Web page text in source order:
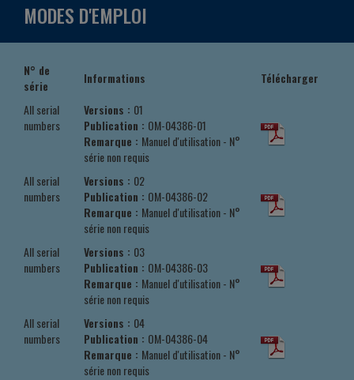
MODES D'EMPLOI
N° de
série
Informations
Télécharger
All serial
numbers
Versions : 01
Publication : OM-04386-01
Remarque : Manuel d'utilisation - N°
série non requis
All serial
numbers
Versions : 02
Publication : OM-04386-02
Remarque : Manuel d'utilisation - N°
série non requis
All serial
numbers
Versions : 03
Publication : OM-04386-03
Remarque : Manuel d'utilisation - N°
série non requis
All serial
numbers
Versions : 04
Publication : OM-04386-04
Remarque : Manuel d'utilisation - N°
série non requis